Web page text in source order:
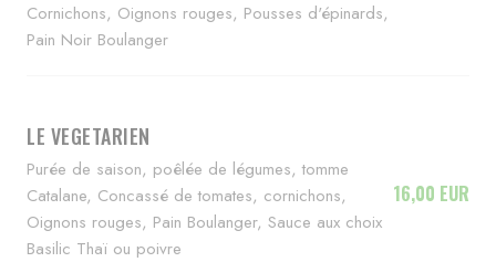
Cornichons, Oignons rouges, Pousses d'épinards,
Pain Noir Boulanger
LE VEGETARIEN
Purée de saison, poêlée de légumes, tomme
Catalane, Concassé de tomates, cornichons,
Oignons rouges, Pain Boulanger, Sauce aux choix
Basilic Thaï ou poivre
16,00 EUR